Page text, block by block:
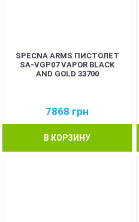
SPECNA ARMS ПИСТОЛЕТ
SA-VGP07 VAPOR BLACK
AND GOLD 33700
7868 грн
В КОРЗИНУ